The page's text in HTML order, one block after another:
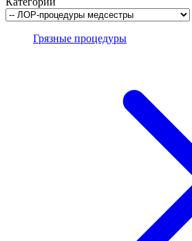
Грязные процедуры